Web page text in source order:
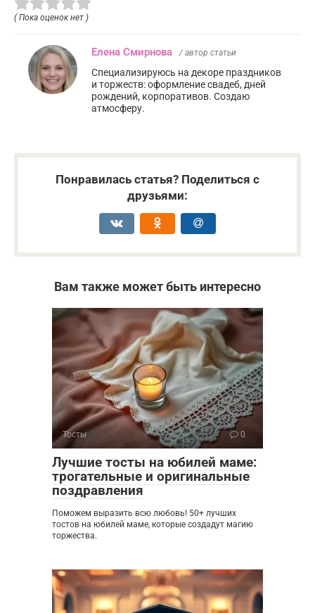
( Пока оценок нет )
Елена Смирнова / автор статьи
Специализируюсь на декоре праздников
и торжеств: оформление свадеб, дней
рождений, корпоративов. Создаю
атмосферу.
Понравилась статья? Поделиться с
друзьями:
Вам также может быть интересно
Тосты 0
Лучшие тосты на юбилей маме:
трогательные и оригинальные
поздравления
Поможем выразить всю любовь! 50+ лучших
тостов на юбилей маме, которые создадут магию
торжества.